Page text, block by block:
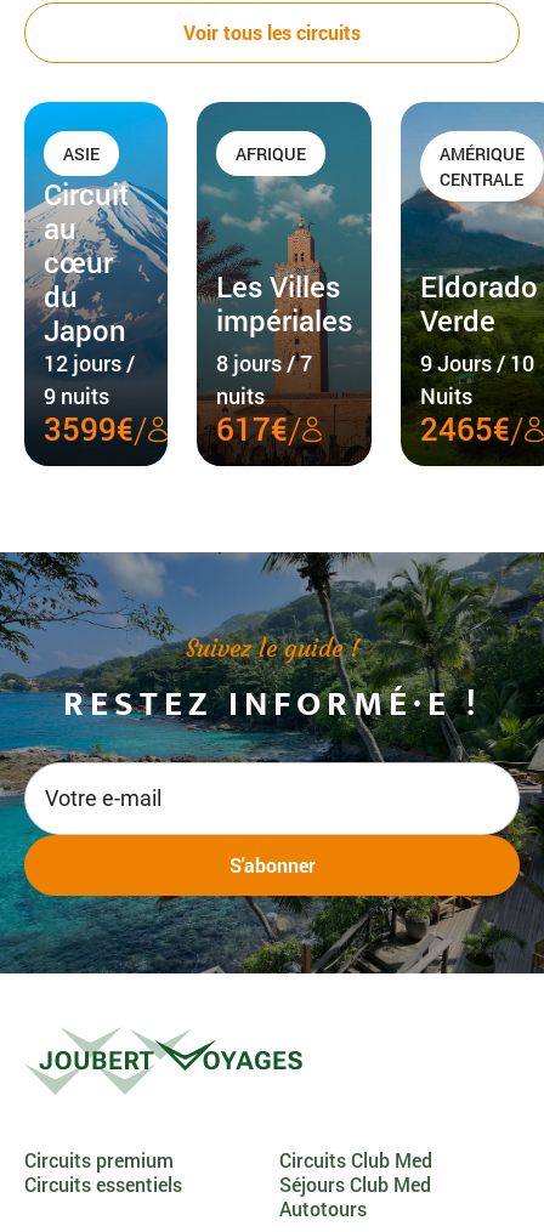
Voir tous les circuits
ASIE
Circuit
au
cœur
du
Japon
12 jours /
9 nuits
3599€/
AFRIQUE
Les Villes
impériales
8 jours / 7
nuits
617€/
AMÉRIQUE
CENTRALE
Eldorado
Verde
9 Jours / 10
Nuits
2465€/
Suivez le guide !
RESTEZ INFORMÉ·E !
Circuits premium
Circuits essentiels
Circuits Club Med
Séjours Club Med
Autotours